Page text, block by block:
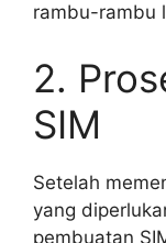
rambu-rambu
2.
SIM
Setelah
yang
pembuatan